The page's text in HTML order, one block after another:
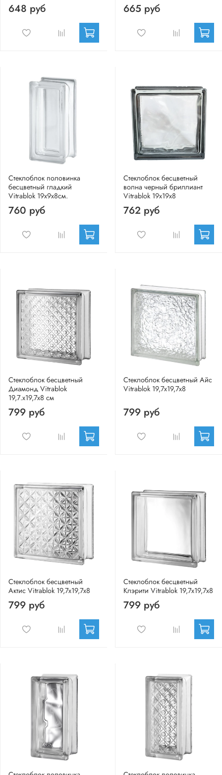
648 руб 665 руб
Стеклоблок половинка
бесцветный гладкий
Vitrablok 19х9х8см.
760 руб
Стеклоблок бесцветный
волна черный бриллиант
Vitrablok 19х19х8
762 руб
Стеклоблок бесцветный
Диамонд Vitrablok
19,7.x19,7x8 см
799 руб
Стеклоблок бесцветный Айс
Vitrablok 19,7x19,7x8
799 руб
Стеклоблок бесцветный
Актис Vitrablok 19,7x19,7x8
799 руб
Стеклоблок бесцветный
Клэрити Vitrablok 19,7x19,7x8
799 руб